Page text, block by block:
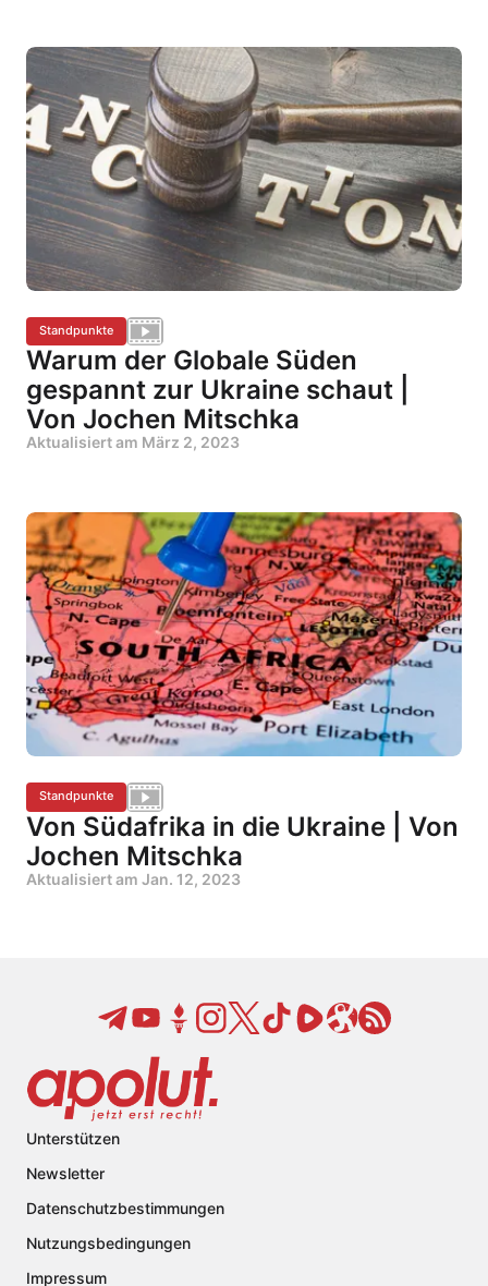
Standpunkte
Warum der Globale Süden
gespannt zur Ukraine schaut |
Von Jochen Mitschka
Aktualisiert am März 2, 2023
Standpunkte
Von Südafrika in die Ukraine | Von
Jochen Mitschka
Aktualisiert am Jan. 12, 2023
Unterstützen
Newsletter
Datenschutzbestimmungen
Nutzungsbedingungen
Impressum